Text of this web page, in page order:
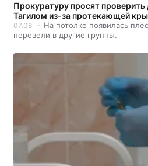
Прокуратуру просят проверить
Тагилом из-за протекающей
07.08
На потолке появилась
перевели в другие группы.